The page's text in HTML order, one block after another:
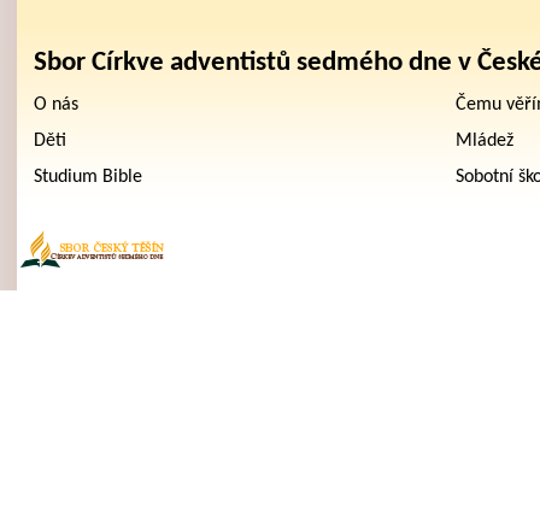
Sbor Církve adventistů sedmého dne v
O nás
Čemu
Děti
Mládež
Studium Bible
Sobotní